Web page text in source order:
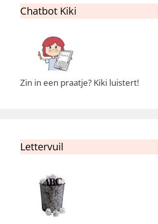
Chatbot Kiki
Zin in een praatje? Kiki luistert!
Lettervuil